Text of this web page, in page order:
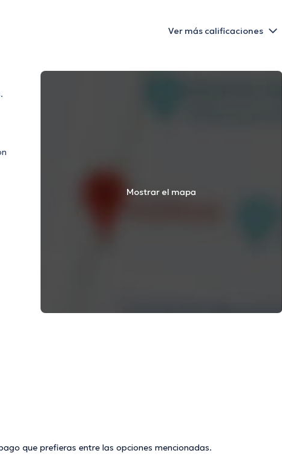
Ver más calificaciones
Mostrar el mapa
que prefieras entre las opciones mencionadas.